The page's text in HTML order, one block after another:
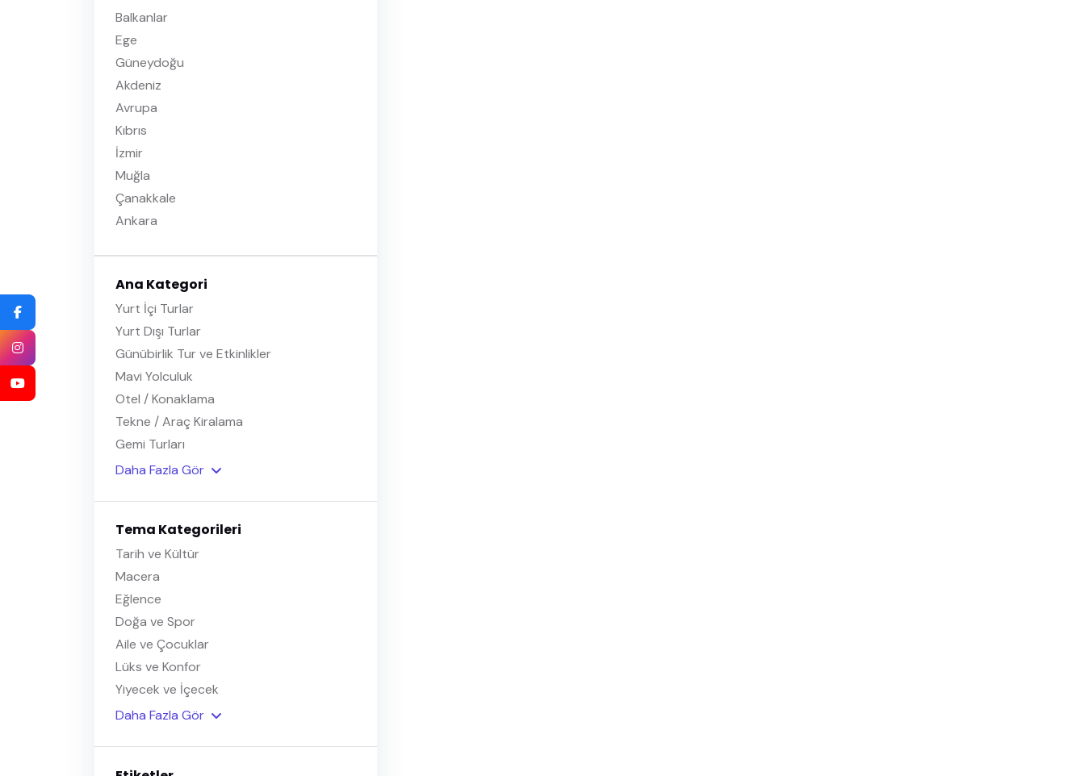
Balkanlar
Ege
Güneydoğu
Akdeniz
Avrupa
Kıbrıs
İzmir
Muğla
Çanakkale
Ankara
Ana Kategori
Yurt İçi Turlar
Yurt Dışı Turlar
Günübirlik Tur ve Etkinlikler
Mavi Yolculuk
Otel / Konaklama
Tekne / Araç Kiralama
Gemi Turları
Daha Fazla Gör
Tema Kategorileri
Tarih ve Kültür
Macera
Eğlence
Doğa ve Spor
Aile ve Çocuklar
Lüks ve Konfor
Yiyecek ve İçecek
Daha Fazla Gör